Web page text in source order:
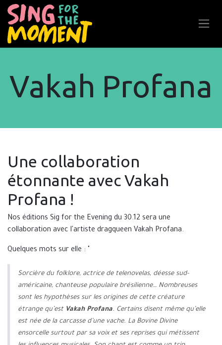
Se rendre au contenu
Vakah Profana
Une collaboration
étonnante avec Vakah
Profana !
Nos éditions Sig for the Evening du 30.12 sera une
collaboration avec l'artiste dragqueen Vakah Profana.
Quelques mots sur elle : "
Sorcière du folklore, actrice de telenovelas, déesse sud-
américaine, chanteuse populaire brésilienne… Nombreuses
sont les hypothèses sur les origines de cette créature
étrange qu’est Vakah Profana. Certains disent même qu’elle
est née de la carcasse d’une vache. La Bovine Divine
ensorcelle surtout par sa voix et ses reprises qui métissent